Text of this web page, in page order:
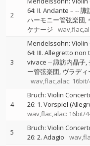
2
64: II. Andante – --諏
ハーモニー管弦楽団
ケナージ
3
Mendelssohn: Violin
64: III. Allegretto
vivace --諏訪内晶子
ー管弦楽団 ヴラデ
wav,flac,alac: 16bit/
4
Bruch: Violin
26: 1. Vorspiel
wav,flac,alac: 16bit/
5
Bruch: Violin
26: 2. Adagio